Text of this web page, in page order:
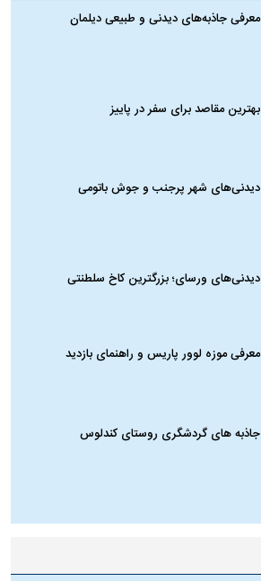
معرفی جاذبه‌های دیدنی و طبیعی دیلمان
بهترین مقاصد برای سفر در پاییز
دیدنی‌های شهر پرجنب و جوش باتومی
دیدنی‌های ورسای؛ بزرگترین کاخ سلطنتی
معرفی موزه لوور پاریس و راهنمای بازدید
جاذبه های گردشگری روستای کندلوس